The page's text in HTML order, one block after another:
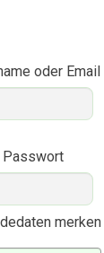
oder Email
Passwort
merken